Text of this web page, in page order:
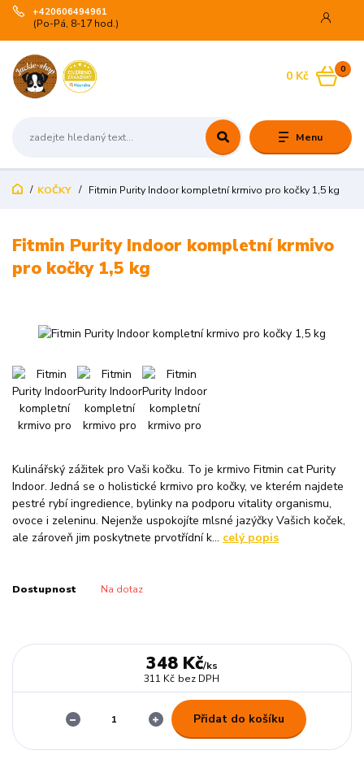
Menu
+420606494961
(Po-Pá, 8-17 hod.)
0
0 Kč
KOČKY Fitmin Purity Indoor kompletní krmivo pro kočky 1,5 kg
Fitmin Purity Indoor kompletní krmivo
pro kočky 1,5 kg
Kulinářský zážitek pro Vaši kočku. To je krmivo Fitmin cat Purity
Indoor. Jedná se o holistické krmivo pro kočky, ve kterém najdete
pestré rybí ingredience, bylinky na podporu vitality organismu,
ovoce i zeleninu. Nejenže uspokojíte mlsné jazýčky Vašich koček,
ale zároveň jim poskytnete prvotřídní k... celý popis
Dostupnost Na dotaz
348 Kč/ks
311 Kč bez DPH
Přidat do košíku